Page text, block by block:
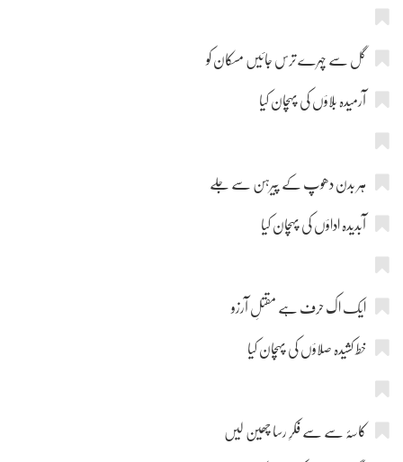
گل سے چہرے ترس جائیں مسکان کو
آرمیدہ بلاؤں کی پہچان کیا
ہر بدن دھوپ کے پیرہن سے جلے
آبدیدہ اداؤں کی پہچان کیا
ایک اک حرف ہے مقتلِ آرزو
خط کشیدہ صلاؤں کی پہچان کیا
کاسۂ سے سے فکرِ رسا چھین لیں